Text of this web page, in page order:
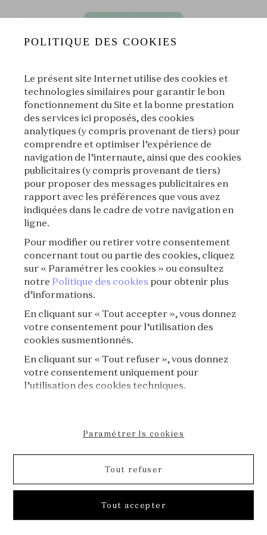
des Bijoux] E03⏐Un bouquet de roses signé Van
[Sélection de la rentrée] La Rentrée des
bijoux
|
L'École des Arts
Joailliers
00:00
Suivant
À propos
roses signé Van Cleef & Arpels
[Sélection de la rentrée] La Rentrée des bijoux
POLITIQUE DES COOKIES
Le présent site Internet utilise des cookies et
technologies similaires pour garantir le bon
fonctionnement du Site et la bonne prestation
des services ici proposés, des cookies
analytiques (y compris provenant de tiers) pour
comprendre et optimiser l’expérience de
navigation de l’internaute, ainsi que des cookies
publicitaires (y compris provenant de tiers)
pour proposer des messages publicitaires en
rapport avec les préférences que vous avez
indiquées dans le cadre de votre navigation en
ligne.
Pour modifier ou retirer votre consentement
concernant tout ou partie des cookies, cliquez
sur « Paramétrer les cookies » ou consultez
notre Politique des cookies pour obtenir plus
d’informations.
En cliquant sur « Tout accepter », vous donnez
votre consentement pour l’utilisation des
cookies susmentionnés.
En cliquant sur « Tout refuser », vous donnez
votre consentement uniquement pour
l’utilisation des cookies techniques.
Paramétrer ls cookies
Tout refuser
Tout accepter